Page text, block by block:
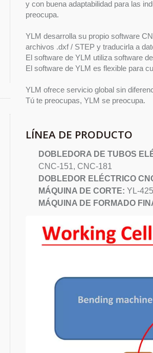
y con buena adaptabilidad para las
preocupa.
YLM desarrolla su propio software
archivos .dxf / STEP y traducirla a
El software de YLM utiliza software
El software de YLM es flexible para
YLM ofrece servicio global sin
Tú te preocupas, YLM se preocupa.
LÍNEA DE PRODUCTO
DOBLEDORA DE TUBOS
CNC-151, CNC-181
DOBLEDOR ELÉCTRICO
MÁQUINA DE CORTE: YL-
MÁQUINA DE FORMADO